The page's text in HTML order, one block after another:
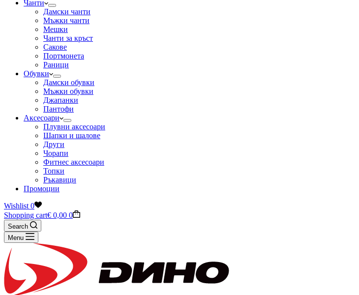
Чанти
Дамски чанти
Мъжки чанти
Мешки
Чанти за кръст
Сакове
Портмонета
Раници
Обувки
Дамски обувки
Мъжки обувки
Джапанки
Пантофи
Аксесоари
Плувни аксесоари
Шапки и шалове
Други
Чорапи
Фитнес аксесоари
Топки
Ръкавици
Промоции
Wishlist 0
Shopping cart€ 0,00 0
Search
Menu